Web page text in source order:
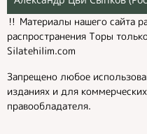
‼️ Материалы нашего сайта
распространения Торы
Silatehilim.com
Запрещено любое
изданиях и для
правообладателя.